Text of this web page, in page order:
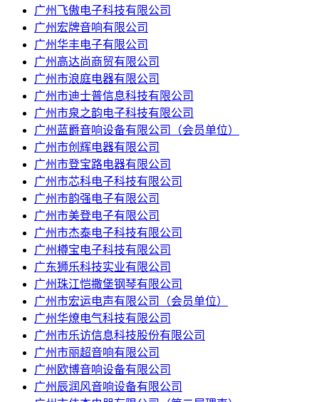
广州飞傲电子科技有限公司
广州宏牌音响有限公司
广州华丰电子有限公司
广州高达尚商贸有限公司
广州市浪庭电器有限公司
广州市迪士普信息科技有限公司
广州市泉之韵电子科技有限公司
广州蓝爵音响设备有限公司（会员单位）
广州市创辉电器有限公司
广州市登宝路电器有限公司
广州市芯科电子科技有限公司
广州市韵强电子有限公司
广州市美登电子有限公司
广州市杰泰电子科技有限公司
广州樽宝电子科技有限公司
广东狮乐科技实业有限公司
广州珠江恺撒堡钢琴有限公司
广州市宏运电声有限公司（会员单位）
广州华燎电气科技有限公司
广州市乐访信息科技股份有限公司
广州市丽超音响有限公司
广州欧博音响设备有限公司
广州辰润风音响设备有限公司